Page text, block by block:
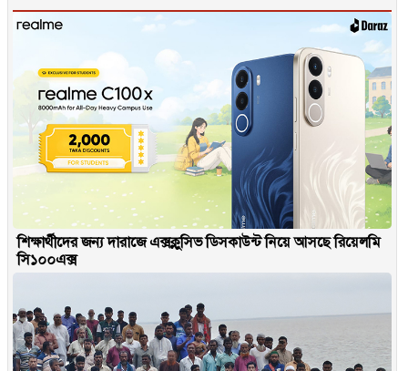
শিক্ষার্থীদের জন্য দারাজে এক্সক্লুসিভ ডিসকাউন্ট নিয়ে আসছে রিয়েলমি
সি১০০এক্স